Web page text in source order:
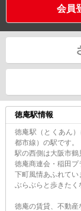
会員
徳庵駅情報
徳庵駅（とくあん
都市線）の駅です。
駅の西側は大阪市鶴
徳庵商連会・稲田プ
下町風情あふれてい
ぶらぶらと歩きたく
徳庵の賃貸、不動産